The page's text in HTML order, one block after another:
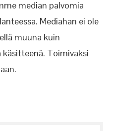
median palvomia
Mediahan ei ole
muuna kuin
Toimivaksi